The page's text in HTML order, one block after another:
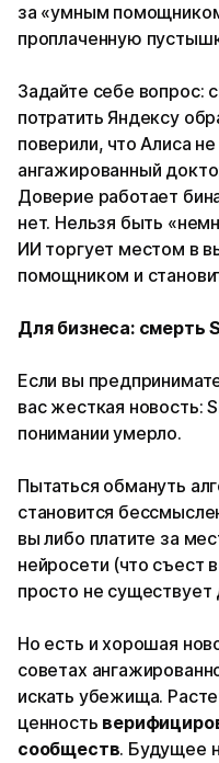
за «умным
проплаченную
Задайте себе вопрос:
потратить Яндексу
поверили, что Алиса
ангажированный
Доверие работает
нет. Нельзя быть
ИИ торгует местом в
помощником и
Для бизнеса: смерть
Если вы
вас жесткая новость:
понимании умерло.
Пытаться обмануть
становится
вы либо платите за
нейросети (что съест
просто не существует
Но есть и хорошая
советах
искать убежища.
ценность
сообществ. Будущее